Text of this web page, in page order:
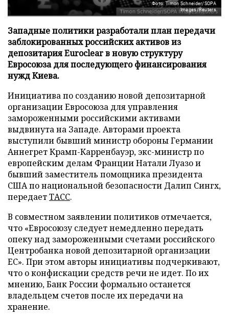
Фото: Timon Schneider/SOPA
Images/Reuters
Западные политики разработали план передачи
заблокированных российских активов из
депозитария Euroclear в новую структуру
Евросоюза для последующего финансирования
нужд Киева.
Инициатива по созданию новой депозитарной
организации Евросоюза для управления
замороженными российскими активами
выдвинута на Западе. Авторами проекта
выступили бывший министр обороны Германии
Аннегрет Крамп-Карренбауэр, экс-министр по
европейским делам Франции Натали Луазо и
бывший заместитель помощника президента
США по национальной безопасности Далип Сингх,
передаетТАСС.
В совместном заявлении политиков отмечается,
что «Евросоюзу следует немедленно передать
опеку над замороженными счетами российского
Центробанка новой депозитарной организации
ЕС». При этом авторы инициативы подчеркивают,
что о конфискации средств речи не идет. По их
мнению, Банк России формально останется
владельцем счетов после их передачи на
хранение.